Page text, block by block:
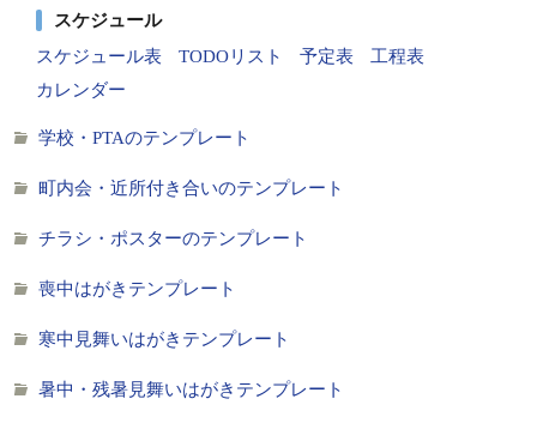
スケジュール
スケジュール表
TODOリスト 予定表
工程表
カレンダー
学校・PTAのテンプレート
町内会・近所付き合いのテンプレート
チラシ・ポスターのテンプレート
喪中はがきテンプレート
寒中見舞いはがきテンプレート
暑中・残暑見舞いはがきテンプレート